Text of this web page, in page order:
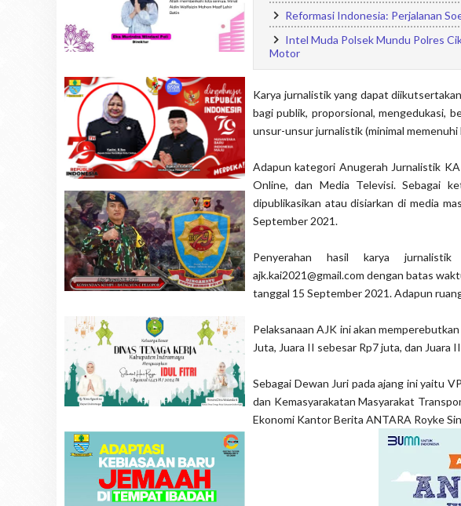
Reformasi Indonesia: Perjalanan
Intel Muda Polsek Mundu Polres
Motor
Karya jurnalistik yang dapat
bagi publik, proporsional, mengedukasi,
unsur-unsur jurnalistik (minimal memenuhi
Adapun kategori Anugerah Jurnalistik
Online, dan Media Televisi. Sebagai
dipublikasikan atau disiarkan di media
September 2021.
Penyerahan hasil karya
ajk.kai2021@gmail.com dengan batas
tanggal 15 September 2021. Adapun
Pelaksanaan AJK ini akan
Juta, Juara II sebesar Rp7 juta, dan Juara
Sebagai Dewan Juri pada ajang ini yaitu
dan Kemasyarakatan Masyarakat
Ekonomi Kantor Berita ANTARA Royke